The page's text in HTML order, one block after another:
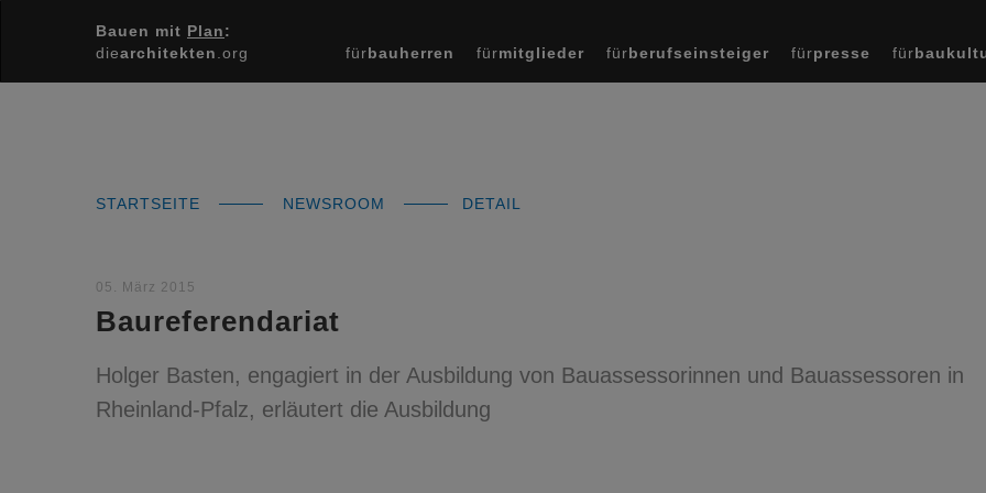
Bauen mit Plan:
diearchitekten .org fürbauherren fürmitglieder fürberufseinsteiger fürpresse für
STARTSEITE NEWSROOM DETAIL
05. März 2015
Baureferendariat
Holger Basten, engagiert in der Ausbildung von Bauassessorinnen und Bauassessoren in
Rheinland-Pfalz, erläutert die Ausbildung